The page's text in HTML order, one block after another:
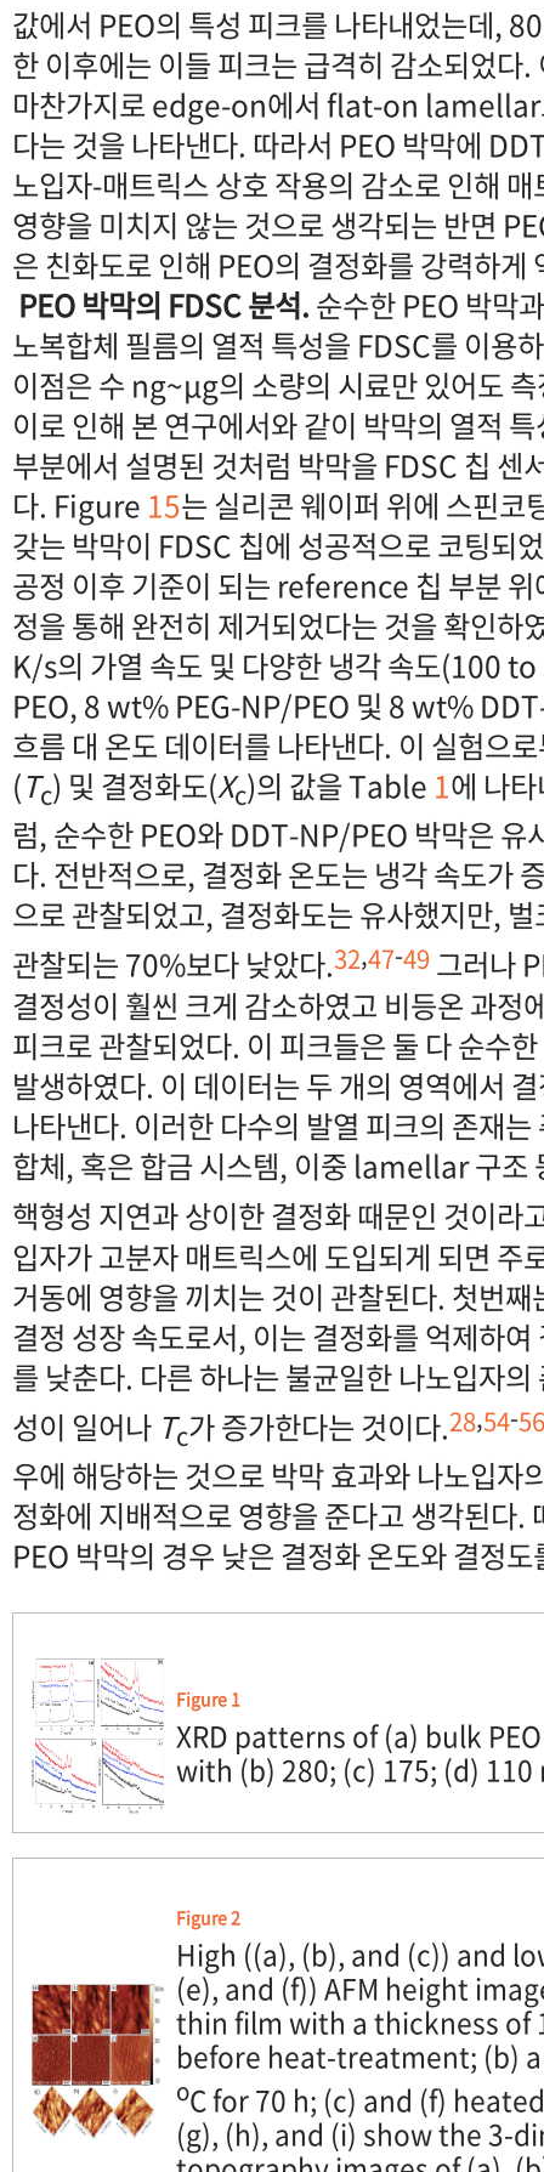
값에서 PEO의 특성 피크를 나타내었는데,
한 이후에는 이들 피크는 급격히 감소되었다
마찬가지로 edge-on에서 flat-on lamellar
다는 것을 나타낸다. 따라서 PEO 박막에
노입자-매트릭스 상호 작용의 감소로 인해
영향을 미치지 않는 것으로 생각되는 반면
은 친화도로 인해 PEO의 결정화를 강력하게
PEO 박막의 FDSC 분석.순수한 PEO 박막
노복합체 필름의 열적 특성을 FDSC를 이용
이점은 수 ng~μg의 소량의 시료만 있어도
이로 인해 본 연구에서와 같이 박막의 열적
부분에서 설명된 것처럼 박막을 FDSC 칩 센
다. Figure 15는 실리콘 웨이퍼 위에 스핀코
갖는 박막이 FDSC 칩에 성공적으로 코팅되
공정 이후 기준이 되는 reference 칩 부분 위
정을 통해 완전히 제거되었다는 것을 확인
K/s의 가열 속도 및 다양한 냉각 속도(100
PEO, 8 wt% PEG-NP/PEO 및 8 wt%
흐름 대 온도 데이터를 나타낸다. 이 실험으
(Tc) 및 결정화도(Xc)의 값을 Table 1에 나
럼, 순수한 PEO와 DDT-NP/PEO 박막은 유
다. 전반적으로, 결정화 온도는 냉각 속도가
으로 관찰되었고, 결정화도는 유사했지만,
관찰되는 70%보다 낮았다.32,47-49그러나
결정성이 훨씬 크게 감소하였고 비등온 과정
피크로 관찰되었다. 이 피크들은 둘 다 순수
발생하였다. 이 데이터는 두 개의 영역에서
나타낸다. 이러한 다수의 발열 피크의 존재
합체, 혹은 합금 시스템, 이중 lamellar 구조
핵형성 지연과 상이한 결정화 때문인 것이라
입자가 고분자 매트릭스에 도입되게 되면 주
거동에 영향을 끼치는 것이 관찰된다. 첫번
결정 성장 속도로서, 이는 결정화를 억제하
를 낮춘다. 다른 하나는 불균일한 나노입자
성이 일어나 Tc가 증가한다는 것이다.28,54-56
우에 해당하는 것으로 박막 효과와 나노입자
정화에 지배적으로 영향을 준다고 생각된다.
PEO 박막의 경우 낮은 결정화 온도와 결정
Figure 1
XRD patterns of (a) bulk
with (b) 280; (c) 175; (d)
Figure 2
High ((a), (b), and (c)) and
(e), and (f)) AFM height
thin film with a thickness of
before heat-treatment; (b)
oC for 70 h; (c) and (f)
(g), (h), and (i) show the 3-